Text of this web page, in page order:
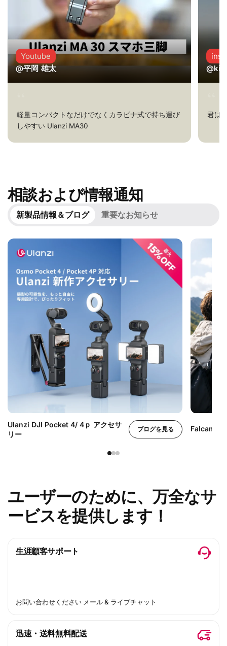
Youtube
@平岡 雄太
軽量コンパクトなだけでなくカラビナ式で持ち運び
しやすい Ulanzi MA30
君は
相談および情報通知
新製品情報＆ブログ 重要なお知らせ
Ulanzi DJI Pocket 4/ 4ｐ アクセサ
リー
ブログを見る Falcam
ユーザーのために、万全なサ
ービスを提供します！
生涯顧客サポート
お問い合わせください メール & ライブチャット
迅速・送料無料配送